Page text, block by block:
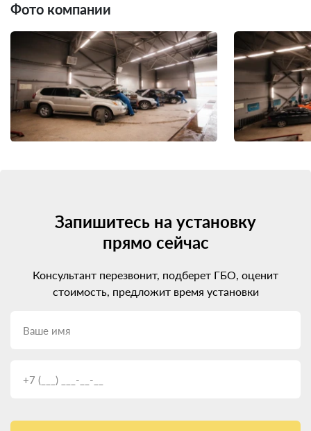
Фото компании
Запишитесь на установку
прямо сейчас
Консультант перезвонит, подберет ГБО, оценит
стоимость, предложит время установки